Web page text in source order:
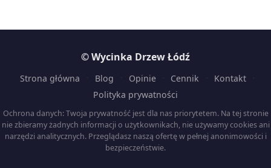
© Wycinka Drzew Łódź
Strona główna Blog Opinie Cennik Kontakt
Polityka prywatności
Ochrona danych: Twoja prywatność jest dla nas priorytetem. Na tej stronie
nie zbieramy żadnych informacji o użytkownikach, nie używamy cookies ani
narzędzi analitycznych. Przeglądasz naszą ofertę w pełnej anonimowości i
bezpieczeństwie.